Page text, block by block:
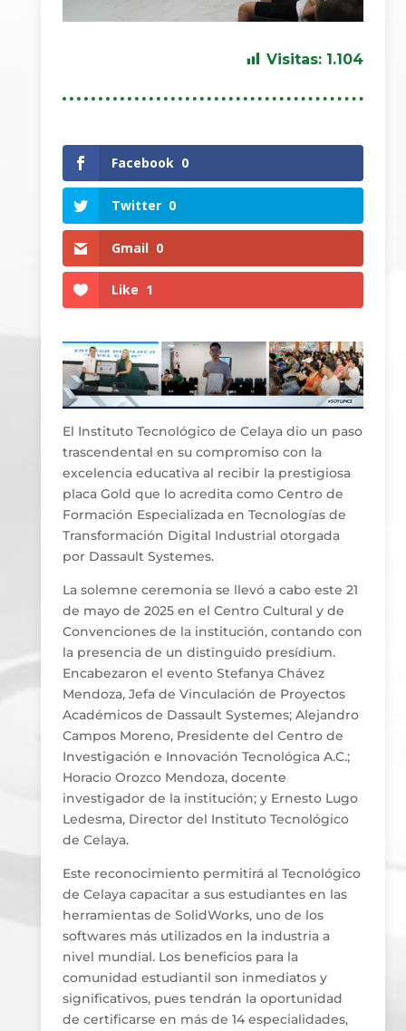
Visitas: 1.104
Facebook 0
Twitter 0
Gmail 0
Like 1
El Instituto Tecnológico de Celaya dio un paso
trascendental en su compromiso con la
excelencia educativa al recibir la prestigiosa
placa Gold que lo acredita como Centro de
Formación Especializada en Tecnologías de
Transformación Digital Industrial otorgada
por Dassault Systemes.
La solemne ceremonia se llevó a cabo este 21
de mayo de 2025 en el Centro Cultural y de
Convenciones de la institución, contando con
la presencia de un distinguido presídium.
Encabezaron el evento Stefanya Chávez
Mendoza, Jefa de Vinculación de Proyectos
Académicos de Dassault Systemes; Alejandro
Campos Moreno, Presidente del Centro de
Investigación e Innovación Tecnológica A.C.;
Horacio Orozco Mendoza, docente
investigador de la institución; y Ernesto Lugo
Ledesma, Director del Instituto Tecnológico
de Celaya.
Este reconocimiento permitirá al Tecnológico
de Celaya capacitar a sus estudiantes en las
herramientas de SolidWorks, uno de los
softwares más utilizados en la industria a
nivel mundial. Los beneficios para la
comunidad estudiantil son inmediatos y
significativos, pues tendrán la oportunidad
de certificarse en más de 14 especialidades,